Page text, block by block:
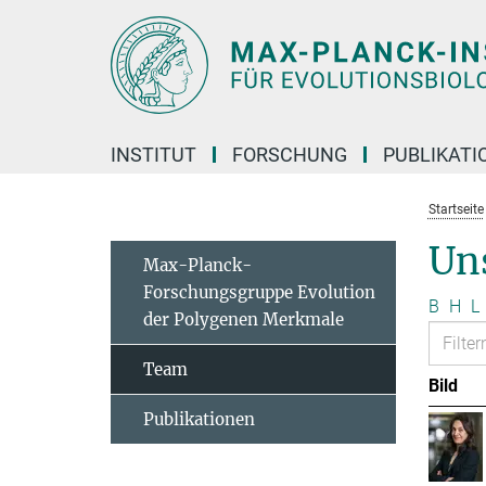
INSTITUT FORSCHUNG
Startseite
B H L
Bild
Max-Planck-
Forschungsgruppe Evolution
der Polygenen Merkmale
Team
Publikationen